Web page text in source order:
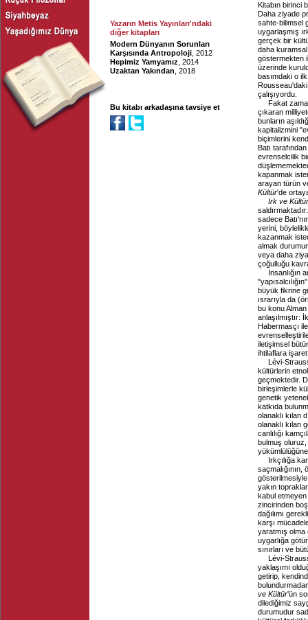
Yazarın Metis Yayınları'ndaki
diğer kitapları
Modern Dünyanın Sorunları
Karşısında Antropoloji , 2012
Hepimiz Yamyamız , 2014
Uzaktan Yakından , 2018
Bu kitabı arkadaşına tavsiye et
Kitabın birinci
Daha ziyade
sahte-bilimsel
uygarlaşmış
gerçek bir
daha kuramsal
göstermekten
üzerinde
basımdaki o
Rousseau'daki
çalışıyordu.
Fakat
çıkaran
bunların
kapitalizmini
biçimlerini
Batı
evrenselcilik
kapanmak
arayan türün
Kültür'de
Irk ve Kültür
sadece
yerini,
kazanmak
almak
veya daha
çoğulluğu
İnsanlığın
büyük fikrine
ısrarıyla da
bu konu
anlaşılmıştır:
Habermasçı
iletişimsel
ihtilaflara
Lévi-
kültürlerin
geçmektedir.
birleşimlerle
genetik
katkıda
olanaklı kılan
olanaklı kılan
canlılığı
bulmuş oluruz,
Irkçılığa
saçmalığının,
gösterilmesiyle
yakın
kabul etmeyen
zincirinden
dağılımı
karşı
yaratmış
uygarlığa
sınırları ve
Lévi-
yaklaşımı
getirip,
ve Kültür'ün
dilediğimiz
durumudur